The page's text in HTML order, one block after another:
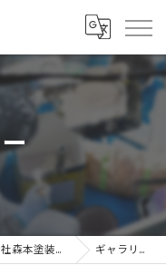
北海道苫小牧市で塗装の求人なら有限会社森本塗装工業 ギャラリー